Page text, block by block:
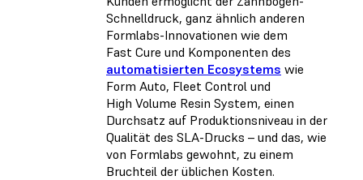
Schnelldruck, ganz ähnlich anderen
Formlabs-Innovationen wie dem
Fast Cure und Komponenten des
automatisierten Ecosystems wie
Form Auto, Fleet Control und
High Volume Resin System, einen
Durchsatz auf Produktionsniveau in der
Qualität des SLA-Drucks – und das, wie
von Formlabs gewohnt, zu einem
Bruchteil der üblichen Kosten.